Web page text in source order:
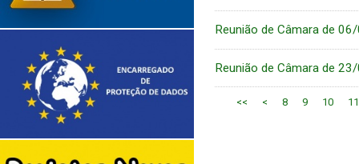
Reunião de Câmara de
Reunião de Câmara de
<< < 8 9 10 11